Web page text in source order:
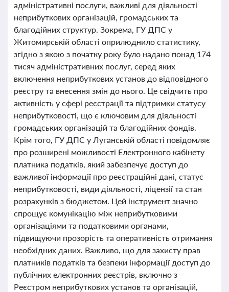
адміністративні послуги, важливі для діяльності
неприбуткових організацій, громадських та
благодійних структур. Зокрема, ГУ ДПС у
Житомирській області оприлюднило статистику,
згідно з якою з початку року було надано понад 174
тисяч адміністративних послуг, серед яких
включення неприбуткових установ до відповідного
реєстру та внесення змін до нього. Це свідчить про
активність у сфері реєстрації та підтримки статусу
неприбутковості, що є ключовим для діяльності
громадських організацій та благодійних фондів.
Крім того, ГУ ДПС у Луганській області повідомляє
про розширені можливості Електронного кабінету
платника податків, який забезпечує доступ до
важливої інформації про реєстраційні дані, статус
неприбутковості, види діяльності, ліцензії та стан
розрахунків з бюджетом. Цей інструмент значно
спрощує комунікацію між неприбутковими
організаціями та податковими органами,
підвищуючи прозорість та оперативність отримання
необхідних даних. Важливо, що для захисту прав
платників податків та безпеки інформації доступ до
публічних електронних реєстрів, включно з
Реєстром неприбуткових установ та організацій,